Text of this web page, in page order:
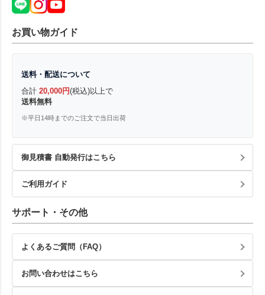
お買い物ガイド
送料・配送について
合計 20,000円(税込)以上で
送料無料
※平日14時までのご注文で当日出荷
御見積書 自動発行はこちら
ご利用ガイド
サポート・その他
よくあるご質問（FAQ）
お問い合わせはこちら